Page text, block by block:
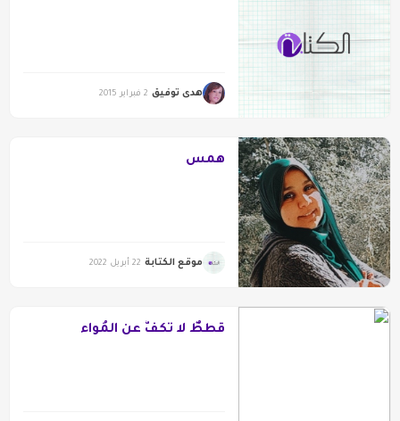
هدى توفيق 2 فبراير 2015
همس
موقع الكتابة 22 أبريل 2022
قططٌ لا تكفُّ عن المُواء